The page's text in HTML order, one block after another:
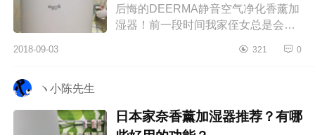
后悔的DEERMA静音空气净化香薰加
湿器！前一段时间我家侄女总是会在
看，是流鼻血了，一连几天都是这
2018-09-03 321 0
ヽ小陈先生
日本家奈香薰加湿器推荐？有哪